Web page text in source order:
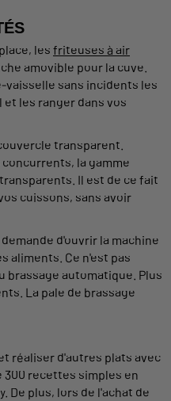
les friteuses à air
amovible pour la cuve.
vaisselle sans incidents les
les ranger dans vos
transparent.
la gamme
transparents. Il est de ce fait
cuissons, sans avoir
d'ouvrir la machine
aliments. Ce n'est pas
brassage automatique. Plus
La pale de brassage
réaliser d'autres plats avec
300 recettes simples en
De plus, lors de l'achat de